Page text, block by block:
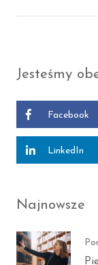
F
c
o
k
T
i
t
t
e
Jesteśmy
Facebook
LinkedIn
Najnowsze